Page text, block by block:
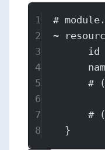
1
#
2
~
3
id
4
5
#
6
7
#
8
}